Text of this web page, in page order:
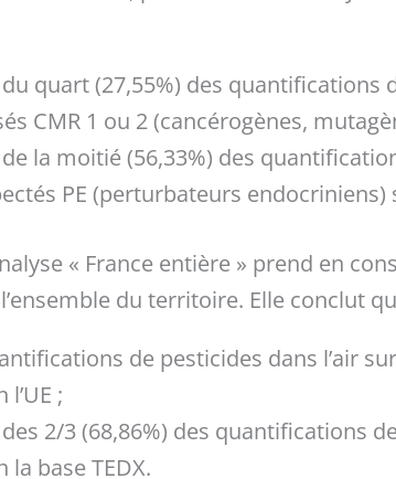
quart (27,55%) des quantifications
CMR 1 ou 2 (cancérogènes,
la moitié (56,33%) des
PE (perturbateurs endocriniens)
« France entière » prend en
l’ensemble du territoire. Elle conclut
de pesticides dans l’air
l’UE ;
2/3 (68,86%) des quantifications
la base TEDX.